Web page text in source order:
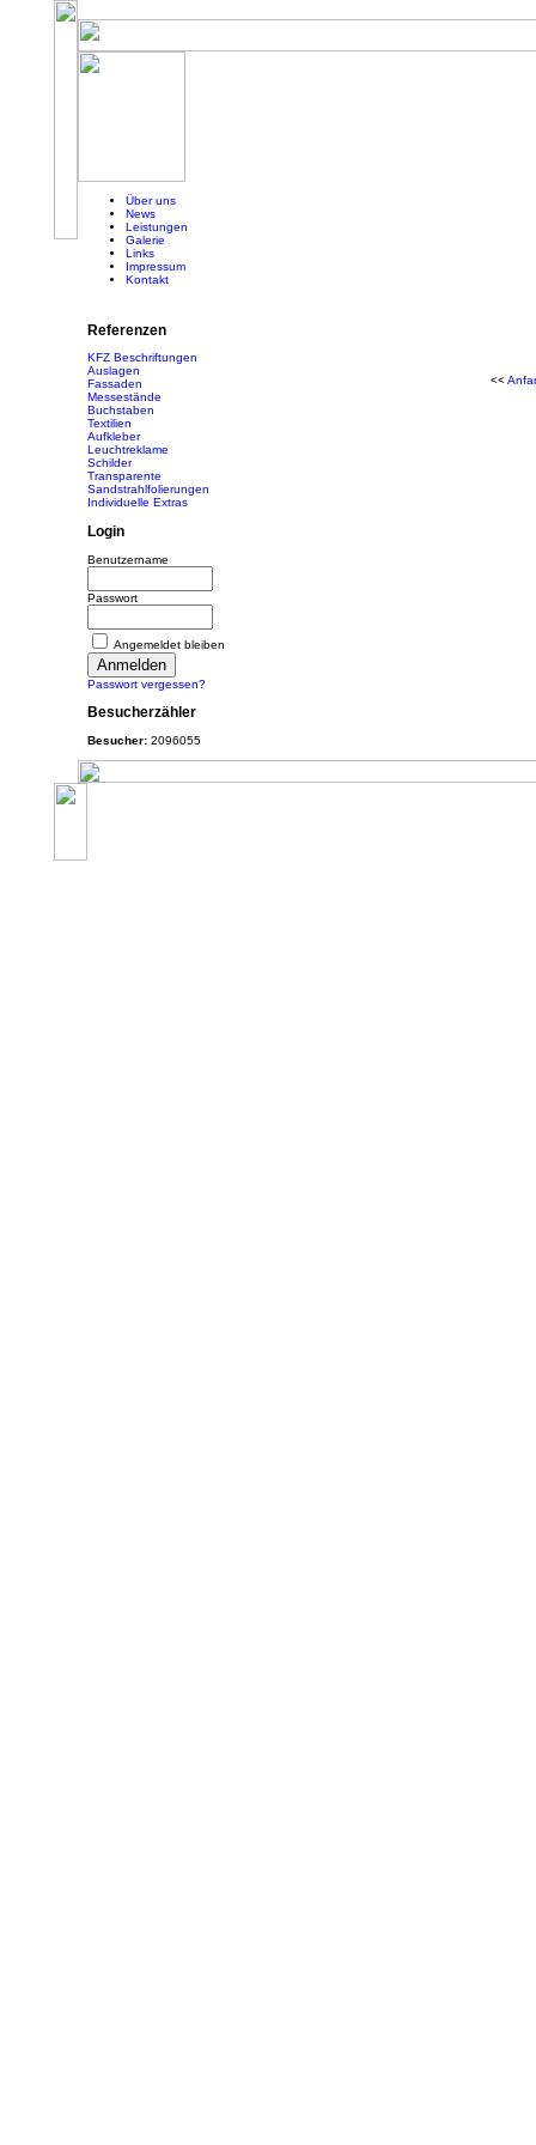
Über uns
News
Leistungen
Galerie
Links
Impressum
Kontakt
Referenzen
KFZ Beschriftungen
Auslagen
Fassaden
Messestände
Buchstaben
Textilien
Aufkleber
Leuchtreklame
Schilder
Transparente
Sandstrahlfolierungen
Individuelle Extras
Login
Benutzername
Passwort
Angemeldet bleiben
Passwort vergessen?
Besucherzähler
Besucher:2096055
<<